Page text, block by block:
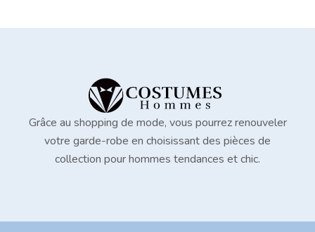
Grâce au shopping de mode, vous pourrez renouveler
votre garde-robe en choisissant des pièces de
collection pour hommes tendances et chic.